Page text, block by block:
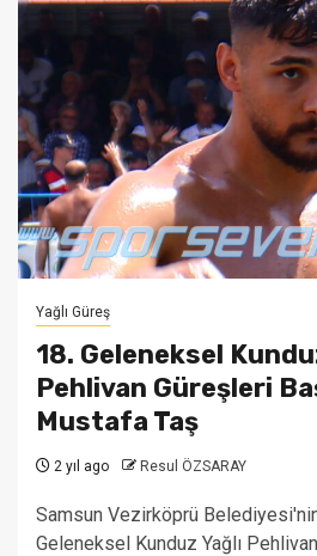
Yağlı Güreş
18. Geleneksel
Pehlivan Güreşleri
Mustafa Taş
2 yıl ago Resul ÖZSARAY
Samsun Vezirköprü
Geleneksel Kunduz Yağlı